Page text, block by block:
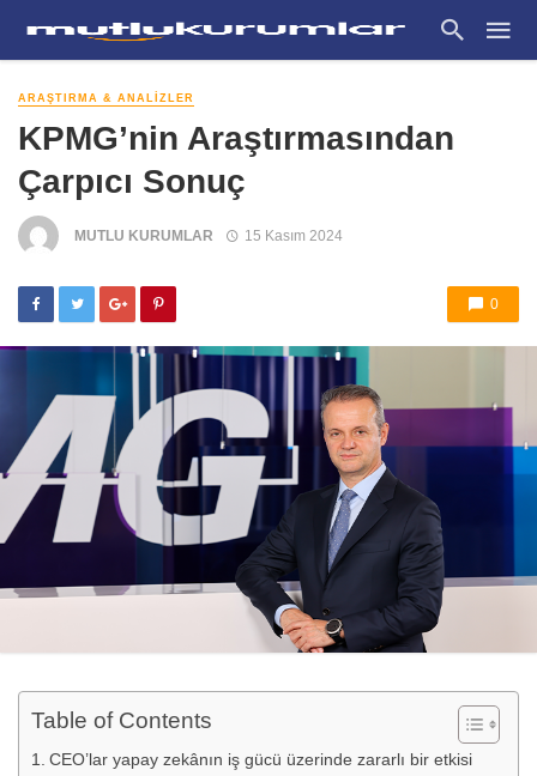
ARAŞTIRMA & ANALIZLER
KPMG’nin Araştırmasından
Çarpıcı Sonuç
MUTLU KURUMLAR 15 Kasım 2024
0
Table of Contents
CEO’lar yapay zekânın iş gücü üzerinde zararlı bir etkisi